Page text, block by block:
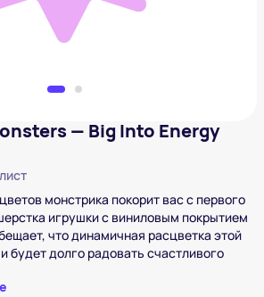
— Big Into Energy
монстрика покорит вас с первого
игрушки с виниловым покрытием
что динамичная расцветка этой
будет долго радовать счастливого